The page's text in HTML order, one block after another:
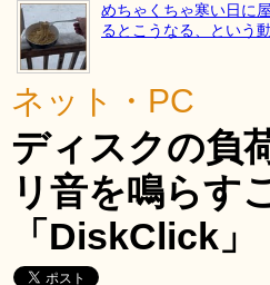
めちゃくちゃ寒い日に
るとこうなる、という
ネット・PC
ディスクの負
リ音を鳴らす
「DiskClick」